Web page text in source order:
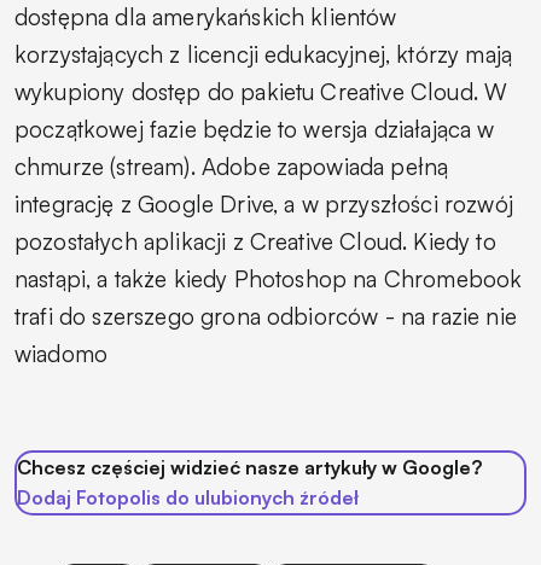
dostępna dla amerykańskich klientów
korzystających z licencji edukacyjnej, którzy mają
wykupiony dostęp do pakietu Creative Cloud. W
początkowej fazie będzie to wersja działająca w
chmurze (stream). Adobe zapowiada pełną
integrację z Google Drive, a w przyszłości rozwój
pozostałych aplikacji z Creative Cloud. Kiedy to
nastąpi, a także kiedy Photoshop na Chromebook
trafi do szerszego grona odbiorców - na razie nie
wiadomo
Chcesz częściej widzieć nasze artykuły w Google?
Dodaj Fotopolis do ulubionych źródeł